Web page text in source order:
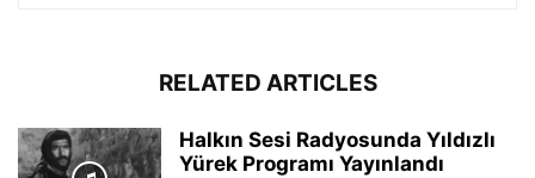
RELATED ARTICLES
Halkın Sesi Radyosunda Yıldızlı
Yürek Programı Yayınlandı